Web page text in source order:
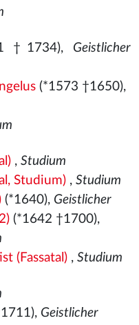
†1734), Geistlicher
(*1573 †1650),
, Studium
Studium), Studium
(*1640), Geistlicher
(*1642 †1700),
(Fassatal), Studium
Geistlicher